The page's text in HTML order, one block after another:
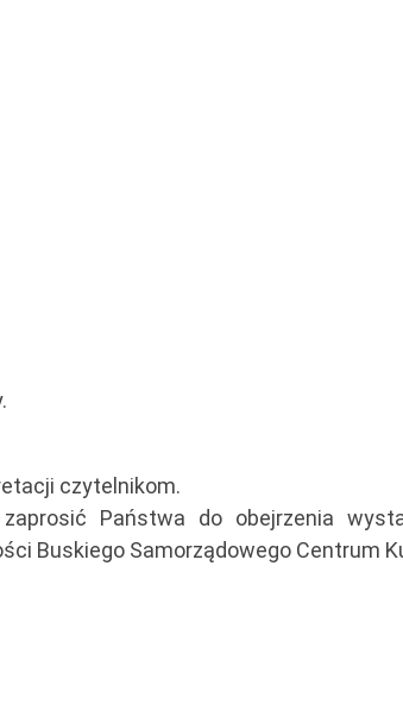
czytelnikom.
Państwa do obejrzenia
Buskiego Samorządowego Centrum